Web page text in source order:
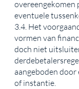
overeengekomen
eventuele
3.4. Het
vormen van
doch niet
aangeboden door
of instantie.